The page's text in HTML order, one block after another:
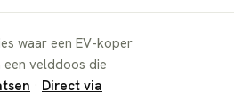
waar een EV-koper
velddoos die
· Direct via